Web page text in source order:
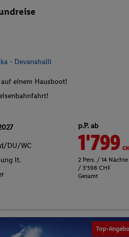
- Devanahalli
einem Hausboot!
DU/WC
lt.
p.P. ab
1'799
2 Pers. / 14 Nächte
/ 3'598 CHF
Gesamt
Top-